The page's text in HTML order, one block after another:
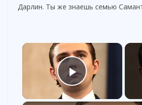
Дарлин. Ты же знаешь семью
×
Play